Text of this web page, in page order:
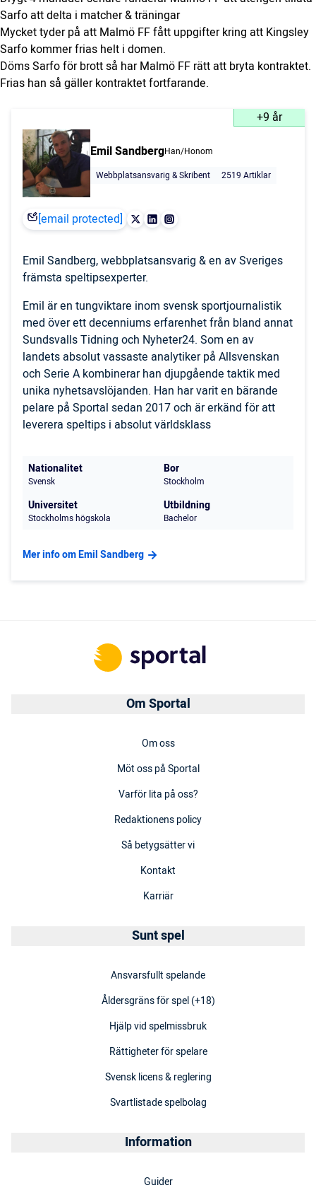
Sarfo att delta i matcher & träningar
Mycket tyder på att Malmö FF fått uppgifter kring att Kingsley
Sarfo kommer frias helt i domen.
Döms Sarfo för brott så har Malmö FF rätt att bryta kontraktet.
Frias han så gäller kontraktet fortfarande.
+9 år
Emil SandbergHan/Honom
Webbplatsansvarig & Skribent
2519 Artiklar
[email protected]
Emil Sandberg, webbplatsansvarig & en av Sveriges
främsta speltipsexperter.
Emil är en tungviktare inom svensk sportjournalistik
med över ett decenniums erfarenhet från bland annat
Sundsvalls Tidning och Nyheter24. Som en av
landets absolut vassaste analytiker på Allsvenskan
och Serie A kombinerar han djupgående taktik med
unika nyhetsavslöjanden. Han har varit en bärande
pelare på Sportal sedan 2017 och är erkänd för att
leverera speltips i absolut världsklass
Nationalitet
Svensk
Bor
Stockholm
Universitet
Stockholms högskola
Utbildning
Bachelor
Mer info om Emil Sandberg
Om Sportal
Om oss
Möt oss på Sportal
Varför lita på oss?
Redaktionens policy
Så betygsätter vi
Kontakt
Karriär
Sunt spel
Ansvarsfullt spelande
Åldersgräns för spel (+18)
Hjälp vid spelmissbruk
Rättigheter för spelare
Svensk licens & reglering
Svartlistade spelbolag
Information
Guider